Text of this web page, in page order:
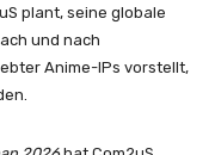
plant, seine globale
und nach
Anime-IPs vorstellt,